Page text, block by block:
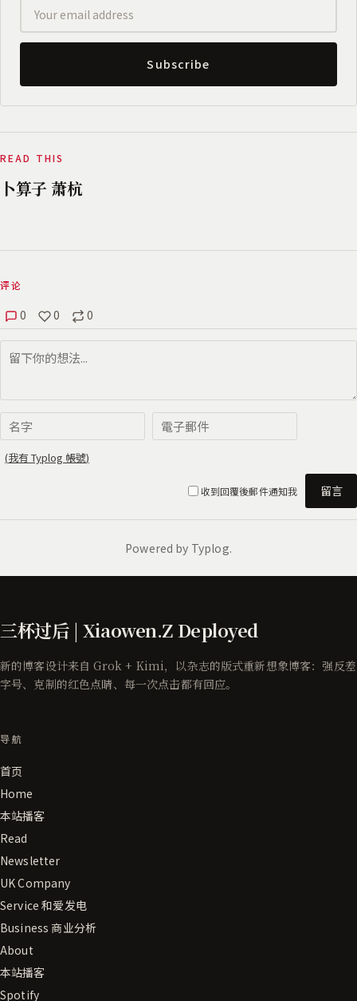
Subscribe
READ THIS
卜算子 萧杭
三杯过后 | Xiaowen.Z Deployed
新的博客设计来自 Grok + Kimi，以杂志的版式重新想象博客：强反差
字号、克制的红色点睛、每一次点击都有回应。
导航
首页
Home
本站播客
Read
Newsletter
UK Company
Service 和爱发电
Business 商业分析
About
本站播客
Spotify